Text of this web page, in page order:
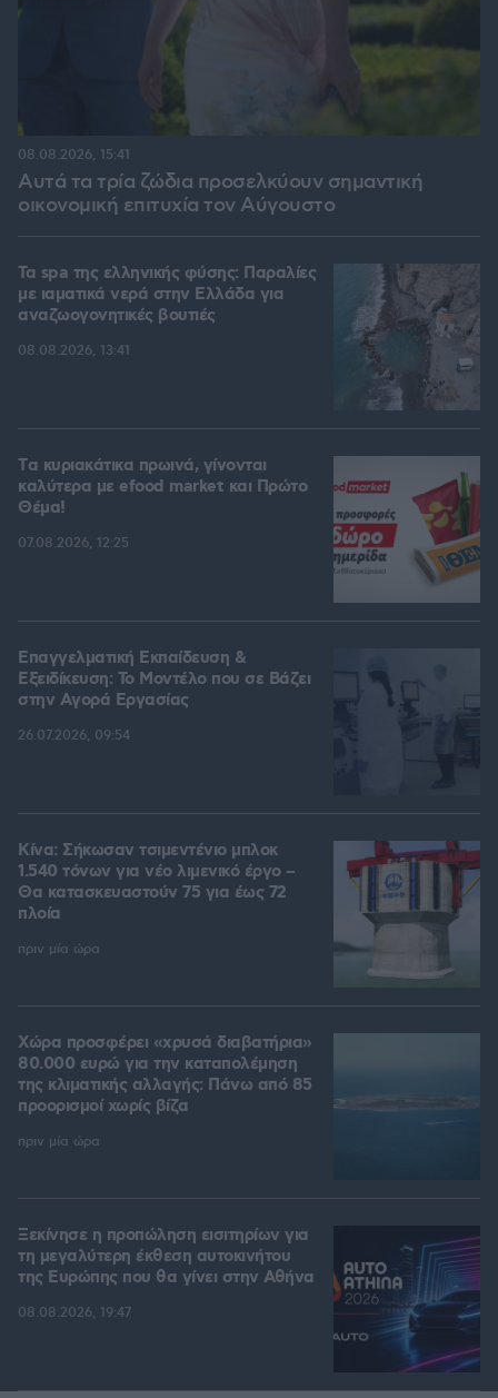
Αυτά τα τρία ζώδια προσελκύουν σημαντική
οικονομική επιτυχία τον Αύγουστο
08.08.2026, 15:41
Τα spa της ελληνικής φύσης: Παραλίες
με ιαματικά νερά στην Ελλάδα για
αναζωογονητικές βουτιές
08.08.2026, 13:41
Tα κυριακάτικα πρωινά, γίνονται
καλύτερα με efood market και Πρώτο
Θέμα!
07.08.2026, 12:25
Επαγγελματική Εκπαίδευση &
Εξειδίκευση: Το Mοντέλο που σε Bάζει
στην Aγορά Eργασίας
26.07.2026, 09:54
Κίνα: Σήκωσαν τσιμεντένιο μπλοκ
1.540 τόνων για νέο λιμενικό έργο –
Θα κατασκευαστούν 75 για έως 72
πλοία
πριν μία ώρα
Χώρα προσφέρει «χρυσά διαβατήρια»
80.000 ευρώ για την καταπολέμηση
της κλιματικής αλλαγής: Πάνω από 85
προορισμοί χωρίς βίζα
πριν μία ώρα
Ξεκίνησε η προπώληση εισιτηρίων για
τη μεγαλύτερη έκθεση αυτοκινήτου
της Ευρώπης που θα γίνει στην Αθήνα
08.08.2026, 19:47